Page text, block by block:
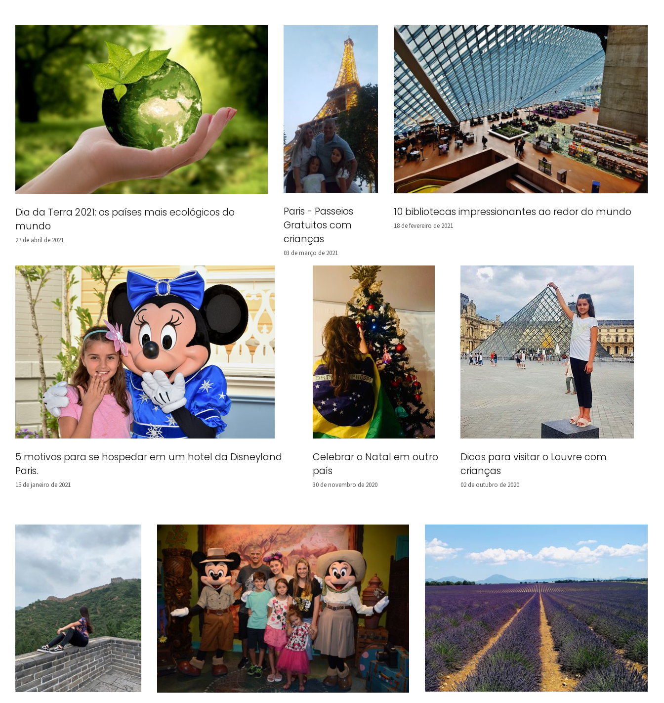
Dia da Terra 2021: os países mais ecológicos do
mundo
27 de abril de 2021
Paris - Passeios
Gratuitos com
crianças
03 de março de 2021
10 bibliotecas impressionantes ao redor do mundo
18 de fevereiro de 2021
5 motivos para se hospedar em um hotel da Disneyland
Paris.
15 de janeiro de 2021
Celebrar o Natal em outro
país
30 de novembro de 2020
Dicas para visitar o Louvre com
crianças
02 de outubro de 2020